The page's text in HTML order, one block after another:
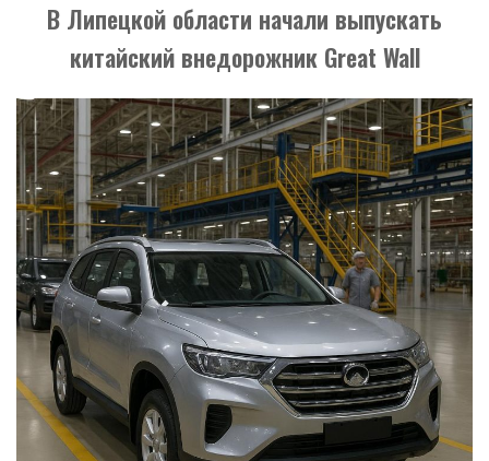
В Липецкой области начали выпускать
китайский внедорожник Great Wall